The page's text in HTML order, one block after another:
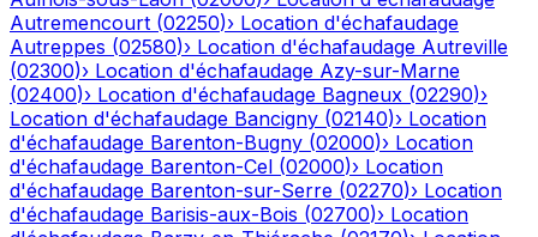
Autremencourt (02250)› Location d'échafaudage
Autreppes (02580)› Location d'échafaudage Autreville
(02300)› Location d'échafaudage Azy-sur-Marne
(02400)› Location d'échafaudage Bagneux (02290)›
Location d'échafaudage Bancigny (02140)› Location
d'échafaudage Barenton-Bugny (02000)› Location
d'échafaudage Barenton-Cel (02000)› Location
d'échafaudage Barenton-sur-Serre (02270)› Location
d'échafaudage Barisis-aux-Bois (02700)› Location